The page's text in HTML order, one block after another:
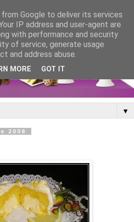
▼
2008
Google to deliver its services
IP address and user-agent are
with performance and security
of service, generate usage
and address abuse.
MORE GOT IT